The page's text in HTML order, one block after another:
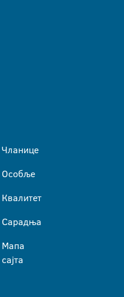
Чланице
Особље
Квалитет
Сарадња
Мапа
сајта